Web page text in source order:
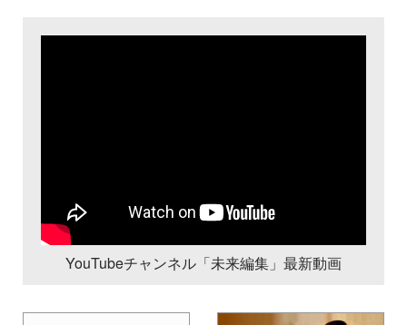
YouTubeチャンネル「未来編集」最新動画